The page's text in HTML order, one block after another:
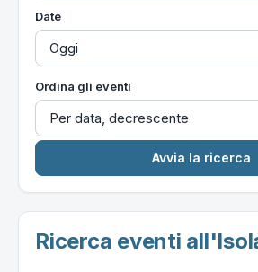
Date
Ordina gli eventi
Ricerca eventi